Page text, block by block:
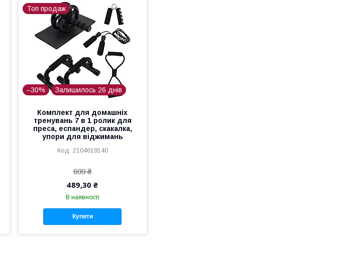
Топ продаж
–30% Залишилось 26 днів
Комплект для домашніх
тренувань 7 в 1 ролик для
преса, еспандер, скакалка,
упори для віджимань
2104619140
699 ₴
489,30 ₴
В наявності
Купити